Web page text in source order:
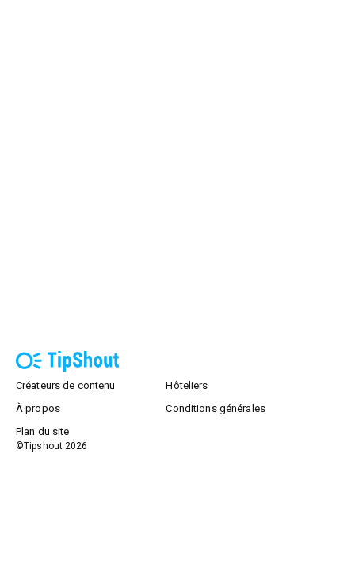
Créateurs de contenu
Hôteliers
À propos
Conditions générales
Plan du site
©Tipshout 2026